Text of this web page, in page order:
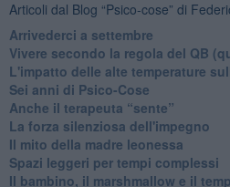
Articoli dal Blog “Psico-cose” di
​Arrivederci a settembre
​Vivere secondo la regola del QB
​L'impatto delle alte temperature
Sei anni di Psico-Cose
​Anche il terapeuta “sente”
​La forza silenziosa dell'impegno
​Il mito della madre leonessa
Spazi leggeri per tempi complessi
Il bambino, il marshmallow e il